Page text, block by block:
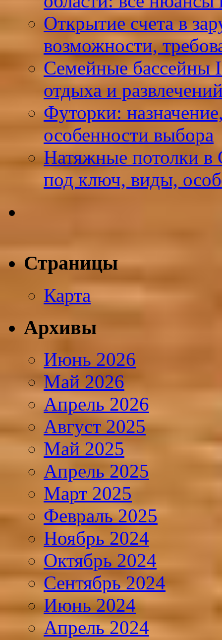
Открытие счета в
возможности,
Семейные бассейны
отдыха и
Футорки:
особенности выбора
Натяжные потолки в
под ключ, виды,
Страницы
Карта
Архивы
Июнь 2026
Май 2026
Апрель 2026
Август 2025
Май 2025
Апрель 2025
Март 2025
Февраль 2025
Ноябрь 2024
Октябрь 2024
Сентябрь 2024
Июнь 2024
Апрель 2024